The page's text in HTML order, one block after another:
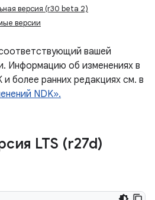
версия (r30 beta 2)
версии
вашей
Информацию об изменениях в
более ранних редакциях см. в
NDK».
LTS (r27d)